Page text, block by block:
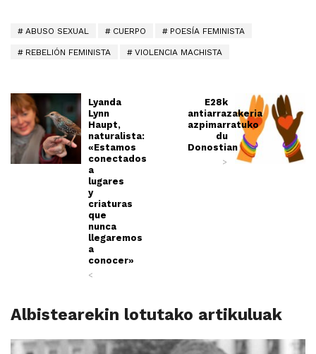
ABUSO SEXUAL CUERPO POESÍA FEMINISTA
REBELIÓN FEMINISTA VIOLENCIA MACHISTA
Lyanda
Lynn
Haupt,
naturalista:
«Estamos
conectados
a
lugares
y
criaturas
que
nunca
llegaremos
a
conocer»
<
E28k
antiarrazakeria
azpimarratuko
du
Donostian
>
Albistearekin lotutako artikuluak